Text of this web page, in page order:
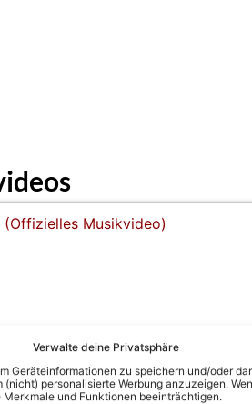
Verwalte deine Privatsphäre
Geräteinformationen zu speichern und/oder
personalisierte Werbung anzuzeigen.
und Funktionen beeinträchtigen.